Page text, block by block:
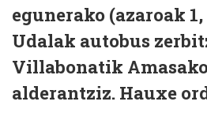
egunerako (azaroak
Udalak autobus
Villabonatik
alderantziz. Hauxe